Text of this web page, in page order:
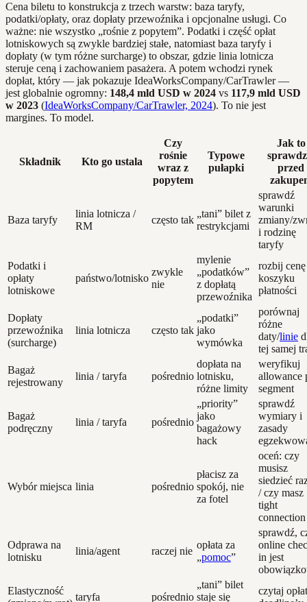
Cena biletu to konstrukcja z trzech warstw: baza taryfy,
podatki/opłaty, oraz dopłaty przewoźnika i opcjonalne usługi. Co
ważne: nie wszystko „rośnie z popytem”. Podatki i część opłat
lotniskowych są zwykle bardziej stałe, natomiast baza taryfy i
dopłaty (w tym różne surcharge) to obszar, gdzie linia lotnicza
steruje ceną i zachowaniem pasażera. A potem wchodzi rynek
dopłat, który — jak pokazuje IdeaWorksCompany/CarTrawler —
jest globalnie ogromny: 148,4 mld USD w 2024 vs 117,9 mld USD
w 2023 (IdeaWorksCompany/CarTrawler, 2024). To nie jest
margines. To model.
Składnik Kto go ustala
Czy
rośnie
wraz z
popytem
Typowe
pułapki
Jak to
przed
Baza taryfy
linia lotnicza /
RM
często tak
„tani” bilet z
restrykcjami
sprawdź
warunki
zmiany/
i rodzinę
taryfy
Podatki i
opłaty
lotniskowe
państwo/lotnisko
zwykle
nie
mylenie
„podatków”
z dopłatą
przewoźnika
rozbij
koszyku
płatności
Dopłaty
przewoźnika
(surcharge)
linia lotnicza często tak
„podatki”
jako
wymówka
porównaj
różne
daty/linie
tej samej
Bagaż
rejestrowany
linia / taryfa pośrednio
dopłata na
lotnisku,
różne limity
weryfikuj
allowance
segment
Bagaż
podręczny
linia / taryfa pośrednio
„priority”
jako
bagażowy
hack
sprawdź
wymiary i
zasady
Wybór miejsca linia pośrednio
płacisz za
spokój, nie
za fotel
oceń: czy
musisz
siedzieć
/ czy masz
tight
connection
Odprawa na
lotnisku
linia/agent raczej nie
opłata za
„pomoc”
sprawdź,
online
in jest
Elastyczność
taryfa pośrednio
„tani” bilet
staje się
czytaj